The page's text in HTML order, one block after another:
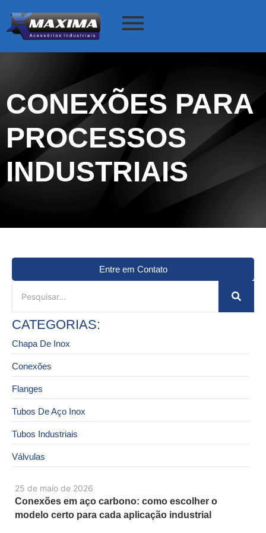
CONEXÕES PARA
PROCESSOS
INDUSTRIAIS
25 de maio de 2026
Conexões em aço carbono: como escolher o
modelo certo para cada aplicação industrial
Entre em Contato
CATEGORIAS:
Chapa De Inox
Conexões
Flanges
Tubos De Aço Inox
Tubos Industriais
Válvulas